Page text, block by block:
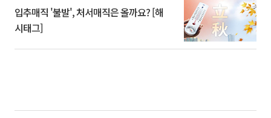
입추매직 '불발', 처서매직은 올까요? [해
시태그]